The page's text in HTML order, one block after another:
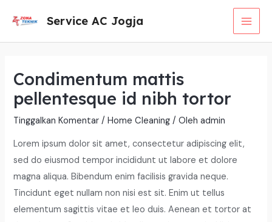
konten
Service AC Jogja
Condimentum mattis
pellentesque id nibh tortor
Tinggalkan Komentar /Home Cleaning / Olehadmin
Lorem ipsum dolor sit amet, consectetur adipiscing elit,
sed do eiusmod tempor incididunt ut labore et dolore
magna aliqua. Bibendum enim facilisis gravida neque.
Tincidunt eget nullam non nisi est sit. Enim ut tellus
elementum sagittis vitae et leo duis. Aenean et tortor at